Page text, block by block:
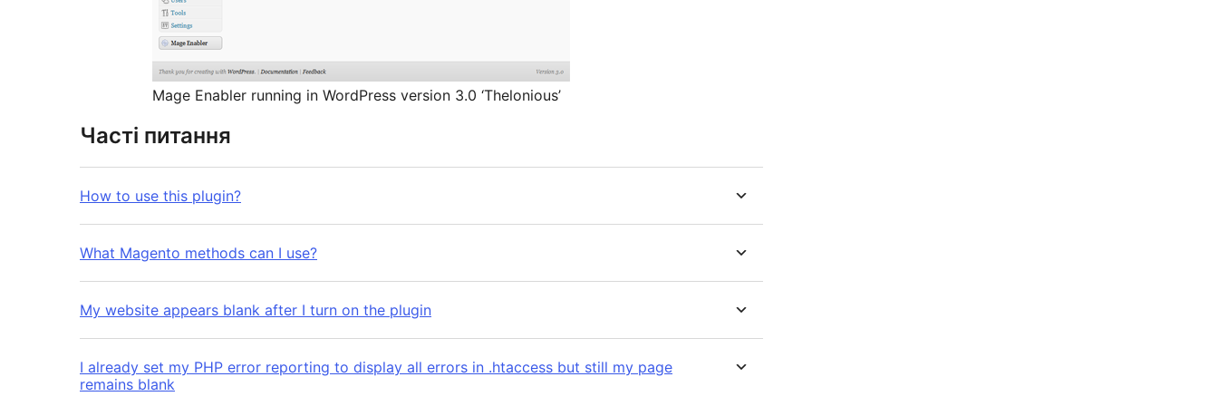
Mage Enabler running in WordPress version 3.0 ‘Thelonious’
Часті питання
How to use this plugin?
What Magento methods can I use?
My website appears blank after I turn on the plugin
I already set my PHP error reporting to display all errors in .htaccess but still my page
remains blank